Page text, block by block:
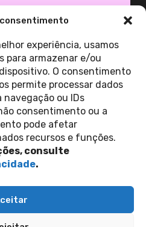
experiência, usamos
para armazenar e/ou
O consentimento
permite processar dados
ou IDs
consentimento ou a
pode afetar
recursos e funções.
consulte
.
Agencia Diadorim
as
Contato
Privacidade
Frequentes
2026
nossa newsletter
sociais